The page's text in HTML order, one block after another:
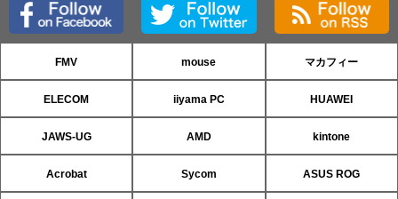
FMV mouse マカフィー
ELECOM iiyama PC HUAWEI
JAWS-UG AMD kintone
Acrobat Sycom ASUS ROG